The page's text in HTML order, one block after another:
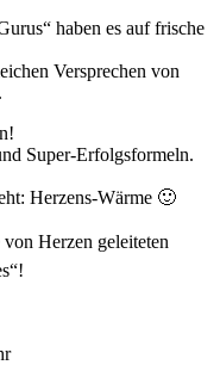
haben es auf frische
Versprechen von
Super-Erfolgsformeln.
Herzens-Wärme 🙂
Herzen geleiteten